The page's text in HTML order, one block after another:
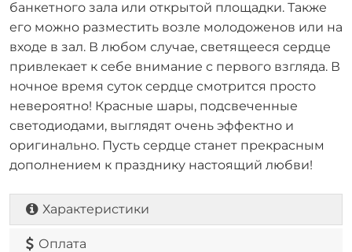
банкетного зала или открытой площадки. Также
его можно разместить возле молодоженов или на
входе в зал. В любом случае, светящееся сердце
привлекает к себе внимание с первого взгляда. В
ночное время суток сердце смотрится просто
невероятно! Красные шары, подсвеченные
светодиодами, выглядят очень эффектно и
оригинально. Пусть сердце станет прекрасным
дополнением к празднику настоящий любви!
Характеристики
Оплата